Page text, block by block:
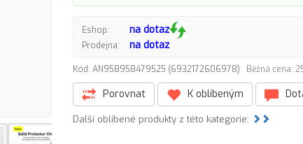
Eshop: na dotaz
Prodejna: na dotaz
Kód: AN958958479525 (6932172606978) Běžná cena:
Porovnat K oblíbeným
Další oblíbené produkty z této kategorie: